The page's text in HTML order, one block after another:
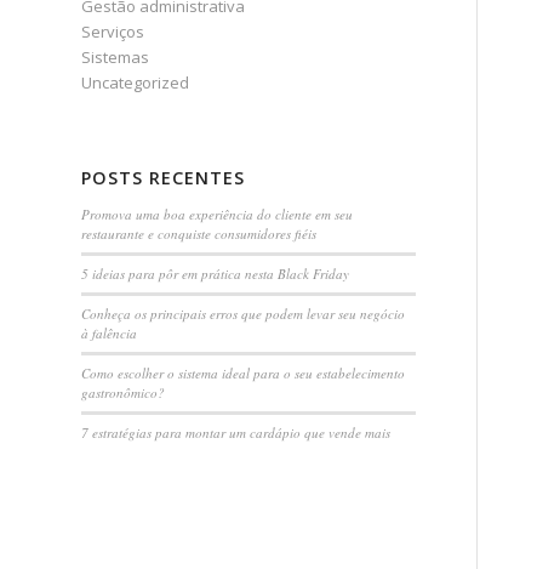
Gestão administrativa
Serviços
Sistemas
Uncategorized
POSTS RECENTES
Promova uma boa experiência do cliente em seu
restaurante e conquiste consumidores fiéis
5 ideias para pôr em prática nesta Black Friday
Conheça os principais erros que podem levar seu negócio
à falência
Como escolher o sistema ideal para o seu estabelecimento
gastronômico?
7 estratégias para montar um cardápio que vende mais